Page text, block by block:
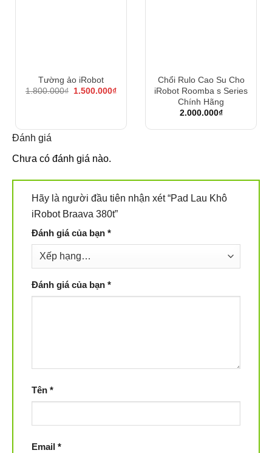
Tường ảo iRobot
1.800.000₫ Giá
1.500.000₫Giá
1.500.000₫.
Chổi Rulo Cao Su Cho
iRobot Roomba s Series
Chính Hãng
2.000.000₫
Đánh giá
Chưa có đánh giá nào.
Hãy là người đầu tiên nhận xét “Pad Lau Khô
iRobot Braava 380t”
Đánh giá của bạn *
Đánh giá của bạn *
Tên *
Email *